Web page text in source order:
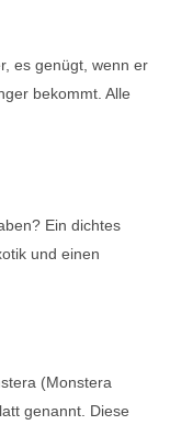
es genügt, wenn er
bekommt. Alle
Ein dichtes
und einen
(Monstera
genannt. Diese